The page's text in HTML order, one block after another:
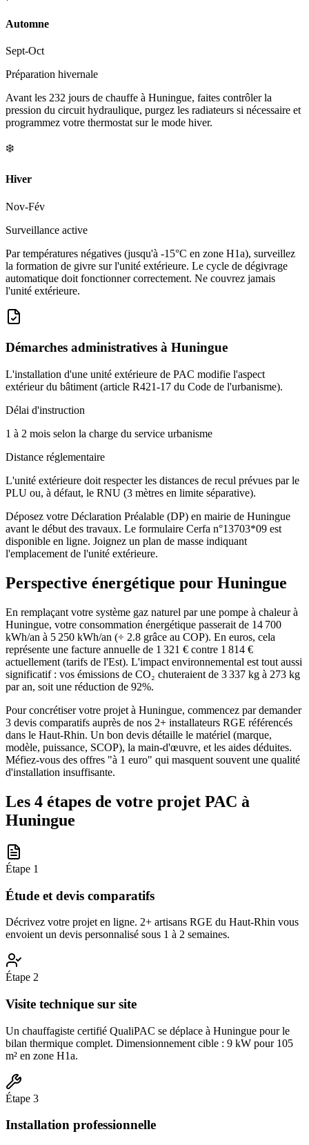
Automne
Sept-Oct
Préparation hivernale
Avant les 232 jours de chauffe à Huningue, faites contrôler la
pression du circuit hydraulique, purgez les radiateurs si nécessaire et
programmez votre thermostat sur le mode hiver.
❄️
Hiver
Nov-Fév
Surveillance active
Par températures négatives (jusqu'à -15°C en zone H1a), surveillez
la formation de givre sur l'unité extérieure. Le cycle de dégivrage
automatique doit fonctionner correctement. Ne couvrez jamais
l'unité extérieure.
Démarches administratives à Huningue
L'installation d'une unité extérieure de PAC modifie l'aspect
extérieur du bâtiment (article R421-17 du Code de l'urbanisme).
Délai d'instruction
1 à 2 mois selon la charge du service urbanisme
Distance réglementaire
L'unité extérieure doit respecter les distances de recul prévues par le
PLU ou, à défaut, le RNU (3 mètres en limite séparative).
Déposez votre Déclaration Préalable (DP) en mairie de Huningue
avant le début des travaux. Le formulaire Cerfa n°13703*09 est
disponible en ligne. Joignez un plan de masse indiquant
l'emplacement de l'unité extérieure.
Perspective énergétique pour Huningue
En remplaçant votre système gaz naturel par une pompe à chaleur à
Huningue, votre consommation énergétique passerait de 14 700
kWh/an à 5 250 kWh/an (÷ 2.8 grâce au COP). En euros, cela
représente une facture annuelle de 1 321 € contre 1 814 €
actuellement (tarifs de l'Est). L'impact environnemental est tout aussi
significatif : vos émissions de CO₂ chuteraient de 3 337 kg à 273 kg
par an, soit une réduction de 92%.
Pour concrétiser votre projet à Huningue, commencez par demander
3 devis comparatifs auprès de nos 2+ installateurs RGE référencés
dans le Haut-Rhin. Un bon devis détaille le matériel (marque,
modèle, puissance, SCOP), la main-d'œuvre, et les aides déduites.
Méfiez-vous des offres "à 1 euro" qui masquent souvent une qualité
d'installation insuffisante.
Les 4 étapes de votre projet PAC à
Huningue
Étape 1
Étude et devis comparatifs
Décrivez votre projet en ligne. 2+ artisans RGE du Haut-Rhin vous
envoient un devis personnalisé sous 1 à 2 semaines.
Étape 2
Visite technique sur site
Un chauffagiste certifié QualiPAC se déplace à Huningue pour le
bilan thermique complet. Dimensionnement cible : 9 kW pour 105
m² en zone H1a.
Étape 3
Installation professionnelle